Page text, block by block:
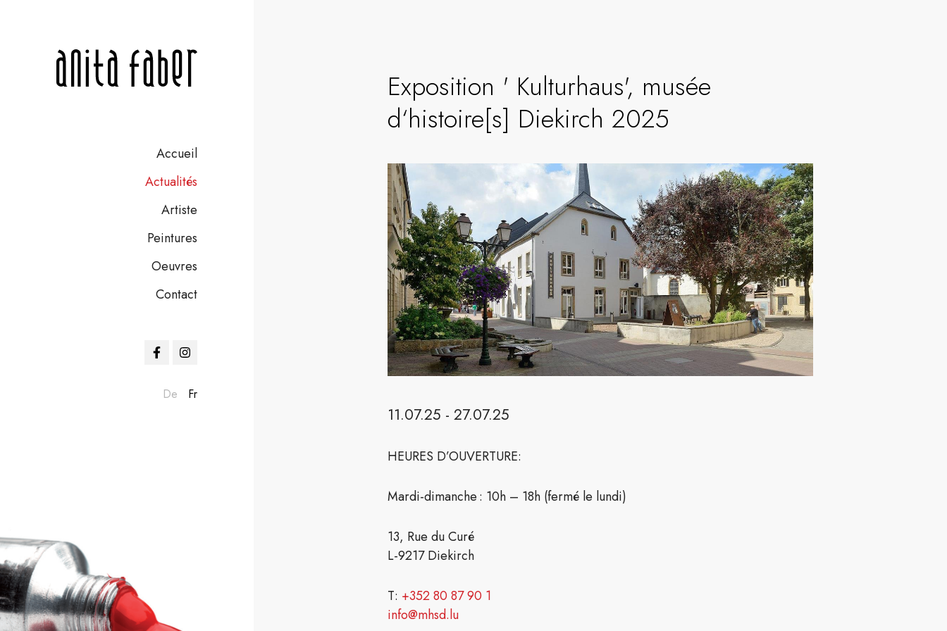
Accueil
Actualités
Artiste
Peintures
Oeuvres
Contact
De Fr
Exposition ' Kulturhaus', musée
d‘histoire[s] Diekirch 2025
11.07.25 - 27.07.25
HEURES D’OUVERTURE:
Mardi-dimanche : 10h – 18h (fermé le lundi)
13, Rue du Curé
L-9217 Diekirch
T: +352 80 87 90 1
info@mhsd.lu